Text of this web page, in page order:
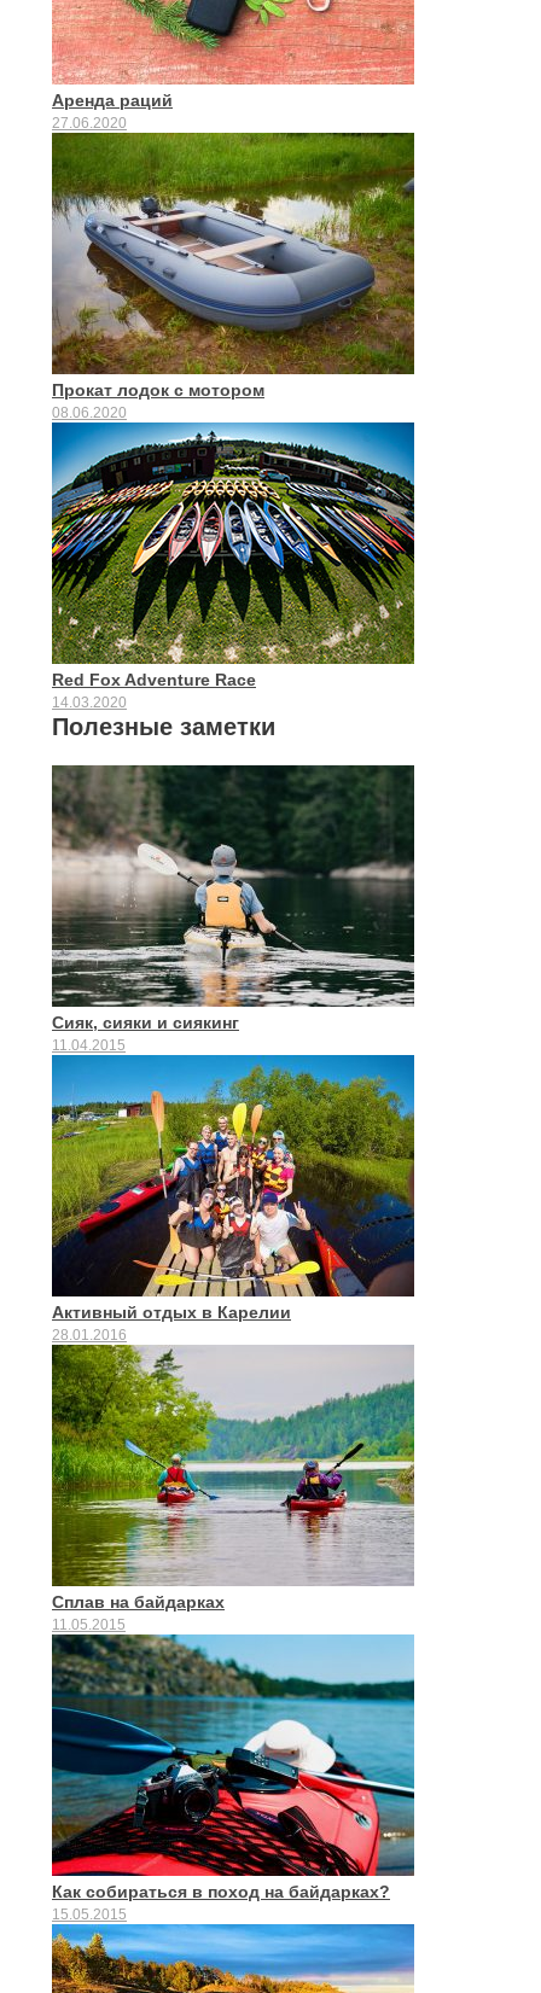
Аренда раций
27.06.2020
Прокат лодок с мотором
08.06.2020
Red Fox Adventure Race
14.03.2020
Полезные заметки
Сияк, сияки и сиякинг
11.04.2015
Активный отдых в Карелии
28.01.2016
Сплав на байдарках
11.05.2015
Как собираться в поход на байдарках?
15.05.2015